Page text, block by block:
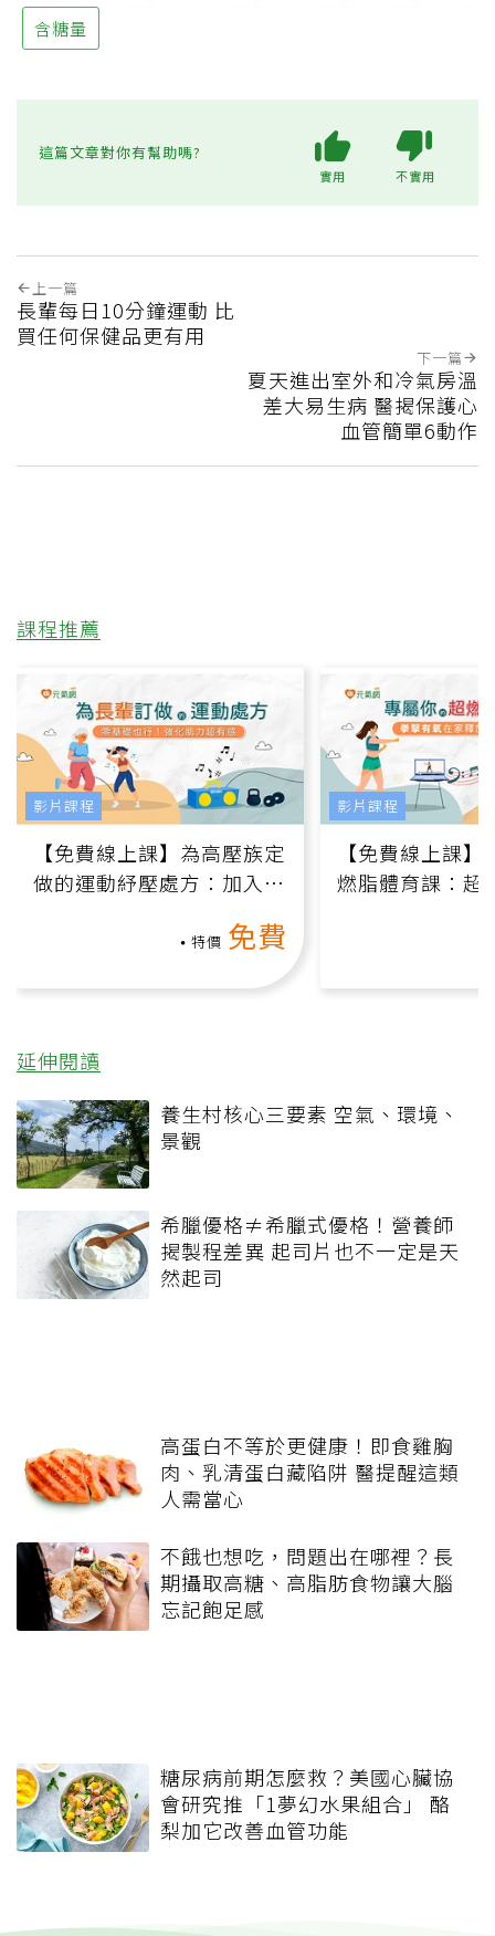
含糖量
這篇文章對你有幫助嗎?
實用 不實用
上一篇
長輩每日10分鐘運動 比
買任何保健品更有用
下一篇
夏天進出室外和冷氣房溫
差大易生病 醫揭保護心
血管簡單6動作
課程推薦
【免費線上課】為高壓族定
做的運動紓壓處方：加入行
特價 免費
影片課程
【免費線上課
燃脂體育課：超
影片課程
延伸閱讀
養生村核心三要素 空氣、環境、
景觀
希臘優格≠希臘式優格！營養師
揭製程差異 起司片也不一定是天
然起司
高蛋白不等於更健康！即食雞胸
肉、乳清蛋白藏陷阱 醫提醒這類
人需當心
不餓也想吃，問題出在哪裡？長
期攝取高糖、高脂肪食物讓大腦
忘記飽足感
糖尿病前期怎麼救？美國心臟協
會研究推「1夢幻水果組合」 酪
梨加它改善血管功能